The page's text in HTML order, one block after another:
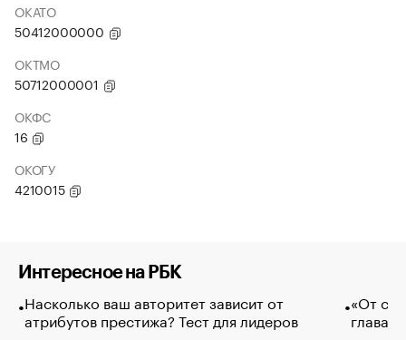
ОКАТО
50412000000
ОКТМО
50712000001
ОКФС
16
ОКОГУ
4210015
Интересное на РБК
Насколько ваш авторитет зависит от
атрибутов престижа? Тест для лидеров
«От
глава